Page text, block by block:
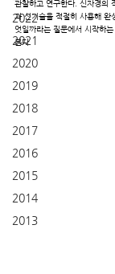
2022
2021
2020
2019
2018
2017
2016
2015
2014
2013
관찰하고 연구한다. 신자경의
과 신기술을 적절히 사용해 완
엇일까라는 질문에서 시작하
본다.